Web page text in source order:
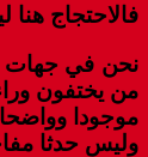
فالاحتجاج
نحن في جهات
من يختفون
موجودا
وليس حدثا